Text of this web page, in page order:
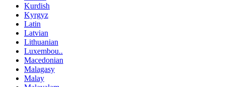
Kurdish
Kyrgyz
Latin
Latvian
Lithuanian
Luxembou..
Macedonian
Malagasy
Malay